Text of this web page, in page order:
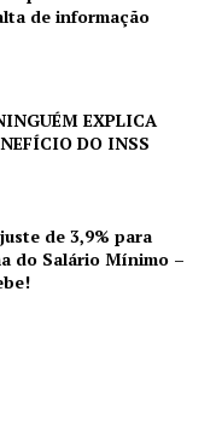
de informação
EXPLICA
DO INSS
de 3,9% para
do Salário Mínimo –